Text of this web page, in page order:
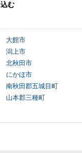
む
大館市
潟上市
北秋田市
にかほ市
南秋田郡五城目町
山本郡三種町